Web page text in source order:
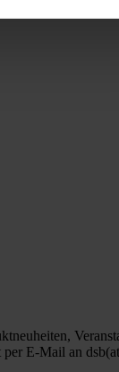
E-Mail an